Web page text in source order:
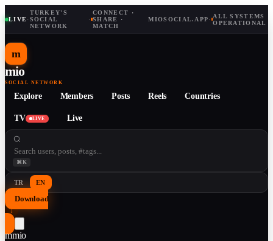
LIVE·
TURKEY'S
SOCIAL
NETWORK
·
CONNECT ·
SHARE ·
MATCH
MIOSOCIAL.APP· ALL SYSTEMS
OPERATIONAL
m
mio
SOCIAL NETWORK
Explore Members Posts Reels Countries
TV LIVE Live
⌘K
TR EN
Download
↓
mmio